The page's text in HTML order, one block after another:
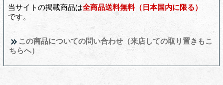
当サイトの掲載商品は全商品送料無料（日本国内に限る）
です。
この商品についての問い合わせ（来店しての取り置きもこ
ちらへ）